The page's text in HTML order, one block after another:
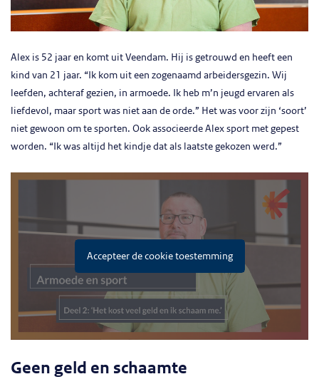
Alex is 52 jaar en komt uit Veendam. Hij is getrouwd en heeft een
kind van 21 jaar. “Ik kom uit een zogenaamd arbeidersgezin. Wij
leefden, achteraf gezien, in armoede. Ik heb m’n jeugd ervaren als
liefdevol, maar sport was niet aan de orde.” Het was voor zijn ‘soort’
niet gewoon om te sporten. Ook associeerde Alex sport met gepest
worden. “Ik was altijd het kindje dat als laatste gekozen werd.”
Accepteer de cookie toestemming
Geen geld en schaamte